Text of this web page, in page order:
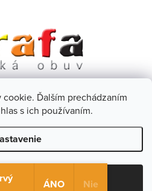
Ďalším prechádzaním
s ich používaním.
- CZ Facebook
obuv. Všetky práva vyhradené.
cookies
ÁNO Nie